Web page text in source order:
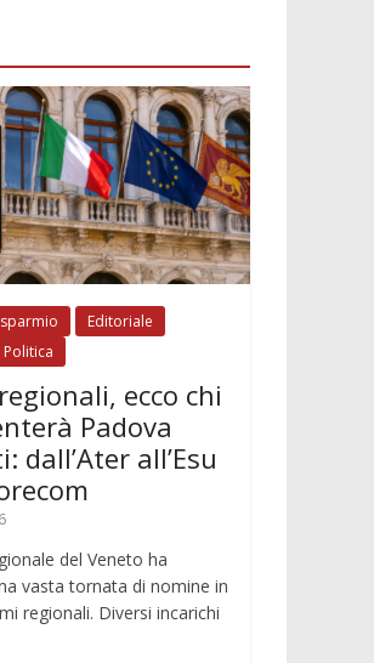
Editoriale
Politica
ecco chi
Padova
dall’Ater all’Esu
del Veneto ha
vasta tornata di nomine in
regionali. Diversi incarichi